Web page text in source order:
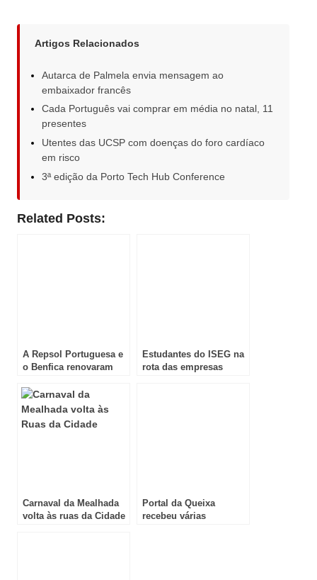
Artigos Relacionados
Autarca de Palmela envia mensagem ao
embaixador francês
Cada Português vai comprar em média no natal, 11
presentes
Utentes das UCSP com doenças do foro cardíaco
em risco
3ª edição da Porto Tech Hub Conference
Related Posts:
A Repsol Portuguesa e
o Benfica renovaram
Estudantes do ISEG na
rota das empresas
Carnaval da Mealhada
volta às ruas da Cidade
Portal da Queixa
recebeu várias